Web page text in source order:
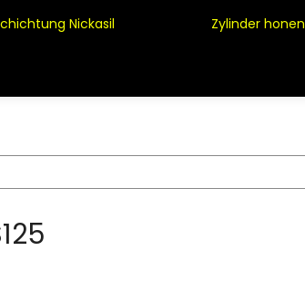
Nickasil Zylinder honen